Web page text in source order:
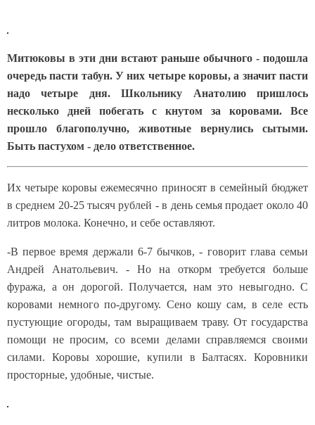
Митюковы в эти дни встают раньше обычного - подошла
очередь пасти табун. У них четыре коровы, а значит пасти
надо четыре дня. Школьнику Анатолию пришлось
несколько дней побегать с кнутом за коровами. Все
прошло благополучно, животные вернулись сытыми.
Быть пастухом - дело ответственное.
Их четыре коровы ежемесячно приносят в семейный бюджет
в среднем 20-25 тысяч рублей - в день семья продает около 40
литров молока. Конечно, и себе оставляют.
-В первое время держали 6-7 бычков, - говорит глава семьи
Андрей Анатольевич. - Но на откорм требуется больше
фуража, а он дорогой. Получается, нам это невыгодно. С
коровами немного по-другому. Сено кошу сам, в селе есть
пустующие огороды, там выращиваем траву. От государства
помощи не просим, со всеми делами справляемся своими
силами. Коровы хорошие, купили в Балтасях. Коровники
просторные, удобные, чистые.